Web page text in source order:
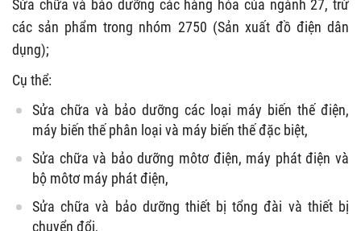
Sửa chữa và bảo dưỡng các hàng hóa của ngành 27, trừ
các sản phẩm trong nhóm 2750 (Sản xuất đồ điện dân
dụng);
Cụ thể:
Sửa chữa và bảo dưỡng các loại máy biến thế điện,
máy biến thế phân loại và máy biến thế đặc biệt,
Sửa chữa và bảo dưỡng môtơ điện, máy phát điện và
bộ môtơ máy phát điện,
Sửa chữa và bảo dưỡng thiết bị tổng đài và thiết bị
chuyển đổi,